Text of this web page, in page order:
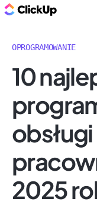
OPROGRAMOWANIE
10
2025